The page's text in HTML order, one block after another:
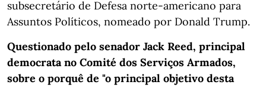
subsecretário de Defesa norte-americano para
Assuntos Políticos, nomeado por Donald Trump.
Questionado pelo senador Jack Reed, principal
democrata no Comité dos Serviços Armados,
sobre o porquê de "o principal objetivo desta